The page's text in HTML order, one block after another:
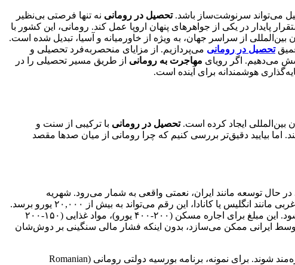
می‌تواند سرنوشت‌ساز باشد.تحصیل در رومانی نه تنها فرصتی بی‌نظیر
پایدار در یکی از جواهرهای پنهان اروپا عمل کند. رومانی، این کشور با
از سراسر جهان، به ویژه از خاورمیانه و آسیا، تبدیل شده است.
تحصیل در رومانی می‌پردازیم. از مزایای منحصربه‌فرد تحصیلی و
می‌دهیم. اگر رویای مهاجرت به رومانی از طریق مسیر تحصیلی را در
هوشمندانه برای آینده است.
تحصیل در رومانی با ترکیبی از سنت و
اما بیایید دقیق‌تر بررسی کنیم که چرا رومانی از میان صدها مقصد
حال توسعه مانند ایران، نعمتی واقعی به شمار می‌رود. شهریه
دانشگاه‌های دولتی رومانی برای دانشجویان بین‌المللی معمولاً بین ۲۰۰۰ تا ۵۰۰۰ یورو در سال متغیر است، در حالی که در کشورهای غربی مانند انگلیس یا کانادا، این رقم می‌تواند به بیش از ۲۰,۰۰۰ یورو برسد.
علاوه بر این، هزینه‌های زندگی ماهانه در شهرهای اصلی مانند بخارست، کلوژ-نپوکا یا تیمیشوارا، حدود ۵۰۰ تا ۸۰۰ یورو را شامل می‌شود. این مبلغ برای اجاره مسکن (۲۰۰-۴۰۰ یورو)، مواد غذایی (۱۵۰-۲۰۰
ایرانی ممکن می‌سازد، بدون اینکه فشار مالی سنگینی بر دوش‌شان
، ما با سال‌ها تجربه در مشاوره مهاجرتی، به صدها دانشجوی ایرانی کمک کرده‌ایم تا از بورسیه‌های تحصیلی رومانی بهره‌مند شوند. برای نمونه، برنامه بورسیه دولتی رومانی (Romanian